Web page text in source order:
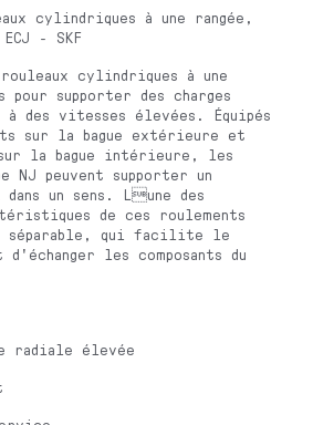
cylindriques à une rangée,
- SKF
cylindriques à une
pour supporter des charges
des vitesses élevées. Équipés
sur la bague extérieure et
sur la bague intérieure, les
NJ peuvent supporter un
un sens. Lune des
de ces roulements
séparable, qui facilite le
d'échanger les composants du
radiale élevée